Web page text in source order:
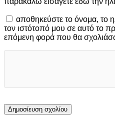
αποθηκεύστε το όνομα, το
τον ιστότοπό μου σε αυτό το
επόμενη φορά που θα